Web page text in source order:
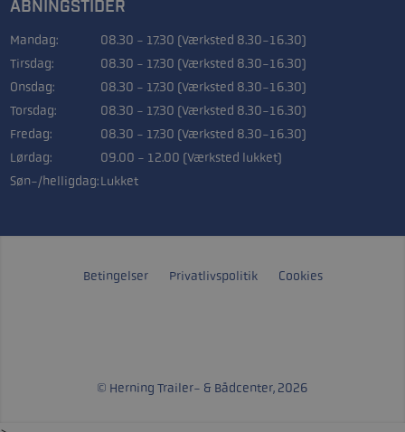
ÅBNINGSTIDER
Mandag:
08.30 - 17.30 (Værksted 8.30-16.30)
Tirsdag:
08.30 - 17.30 (Værksted 8.30-16.30)
Onsdag:
08.30 - 17.30 (Værksted 8.30-16.30)
Torsdag:
08.30 - 17.30 (Værksted 8.30-16.30)
Fredag:
08.30 - 17.30 (Værksted 8.30-16.30)
Lørdag:
09.00 - 12.00 (Værksted lukket)
Søn-/helligdag:Lukket
Betingelser Privatlivspolitik Cookies
© Herning Trailer- & Bådcenter, 2026